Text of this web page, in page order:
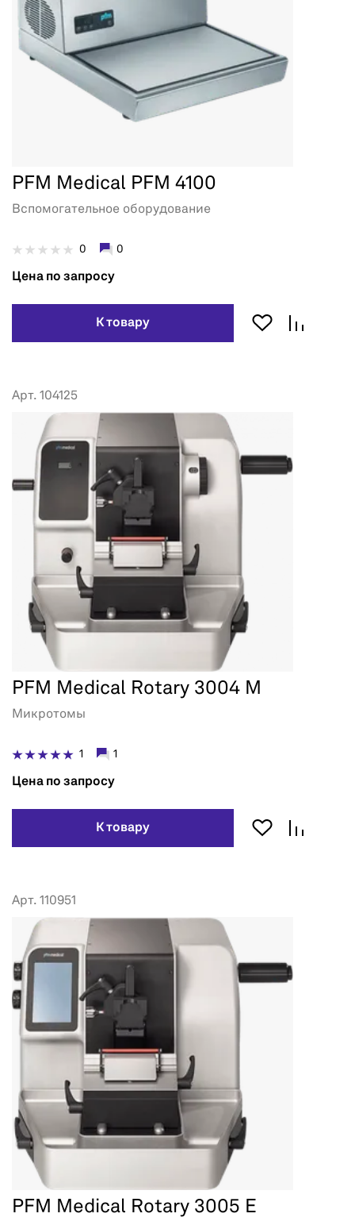
PFM Medical PFM 4100
Вспомогательное оборудование
0 0
Цена по запросу
К товару
Арт. 104125
PFM Medical Rotary 3004 M
Микротомы
1 1
Цена по запросу
К товару
Арт. 110951
PFM Medical Rotary 3005 E